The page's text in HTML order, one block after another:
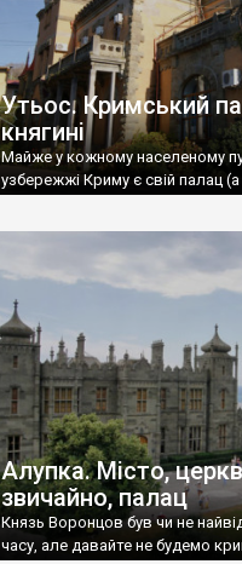
Утьос. Кримський
княгині
Майже у кожному населеному
узбережжі Криму є свій палац (а
Алупка. Місто,
звичайно, палац
Князь Воронцов був чи не
часу, але давайте не будемо